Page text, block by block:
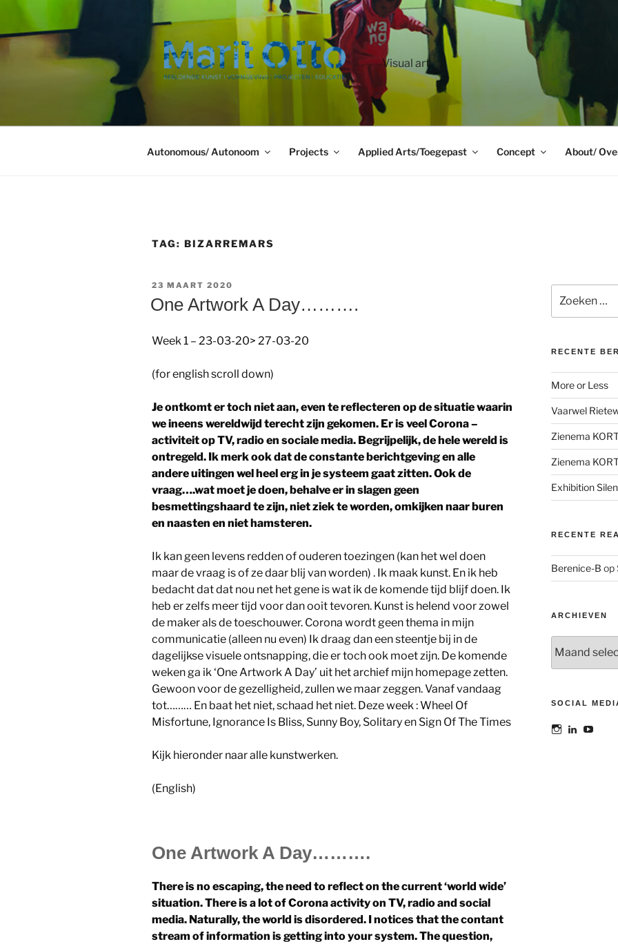
de
Visual art
Autonomous/ Autonoom Projects Applied Arts/Toegepast Concept About/
TAG: BIZARREMARS
GEPLAATST
23 MAART 2020
One Artwork A Day……….
Week 1 – 23-03-20> 27-03-20
(for english scroll down)
Je ontkomt er toch niet aan, even te reflecteren op de situatie waarin
we ineens wereldwijd terecht zijn gekomen. Er is veel Corona –
activiteit op TV, radio en sociale media. Begrijpelijk, de hele wereld is
ontregeld. Ik merk ook dat de constante berichtgeving en alle
andere uitingen wel heel erg in je systeem gaat zitten. Ook de
vraag….wat moet je doen, behalve er in slagen geen
besmettingshaard te zijn, niet ziek te worden, omkijken naar buren
en naasten en niet hamsteren.
Ik kan geen levens redden of ouderen toezingen (kan het wel doen
maar de vraag is of ze daar blij van worden) . Ik maak kunst. En ik heb
bedacht dat dat nou net het gene is wat ik de komende tijd blijf doen. Ik
heb er zelfs meer tijd voor dan ooit tevoren. Kunst is helend voor zowel
de maker als de toeschouwer. Corona wordt geen thema in mijn
communicatie (alleen nu even) Ik draag dan een steentje bij in de
dagelijkse visuele ontsnapping, die er toch ook moet zijn. De komende
weken ga ik ‘One Artwork A Day’ uit het archief mijn homepage zetten.
Gewoon voor de gezelligheid, zullen we maar zeggen. Vanaf vandaag
tot……… En baat het niet, schaad het niet. Deze week : Wheel Of
Misfortune, Ignorance Is Bliss, Sunny Boy, Solitary en Sign Of The Times
Kijk hieronder naar alle kunstwerken.
(English)
One Artwork A Day……….
There is no escaping, the need to reflect on the current ‘world wide’
situation. There is a lot of Corona activity on TV, radio and social
media. Naturally, the world is disordered. I notices that the contant
stream of information is getting into your system. The question,
naar:
RECENTE
More or Less
Vaarwel
Zienema
Zienema
Exhibition
RECENTE
Berenice-B op
ARCHIEVEN
SOCIAL
BekijkBekijkBekijk